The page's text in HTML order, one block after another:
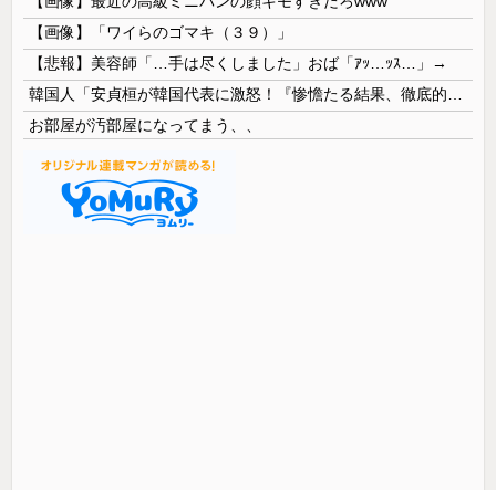
【画像】「ワイらのゴマキ（３９）」
【悲報】美容師「…手は尽くしました」おば「ｱｯ…ｯｽ…」→
お部屋が汚部屋になってまう、、